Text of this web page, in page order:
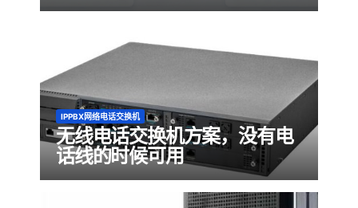
IPPBX网络电话交换机
无线电话交换机方案，没有电
话线的时候可用